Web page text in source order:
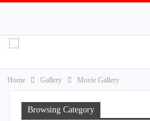
Home Gallery Movie Gallery
Browsing Category